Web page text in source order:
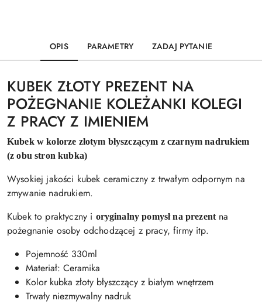
OPIS PARAMETRY ZADAJ PYTANIE
KUBEK ZŁOTY PREZENT NA
POŻEGNANIE KOLEŻANKI KOLEGI
Z PRACY Z IMIENIEM
Kubek w kolorze złotym błyszczącym z czarnym nadrukiem
(z obu stron kubka)
Wysokiej jakości kubek ceramiczny z trwałym odpornym na
zmywanie nadrukiem.
Kubek to praktyczny i oryginalny pomysł na prezentna
pożegnanie osoby odchodzącej z pracy, firmy itp.
Pojemność 330ml
Materiał: Ceramika
Kolor kubka złoty błyszczący z białym wnętrzem
Trwały niezmywalny nadruk